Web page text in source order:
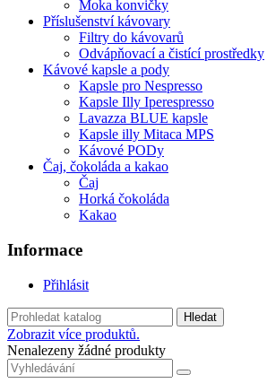
Moka konvičky
Příslušenství kávovary
Filtry do kávovarů
Odvápňovací a čistící prostředky
Kávové kapsle a pody
Kapsle pro Nespresso
Kapsle Illy Iperespresso
Lavazza BLUE kapsle
Kapsle illy Mitaca MPS
Kávové PODy
Čaj, čokoláda a kakao
Čaj
Horká čokoláda
Kakao
Informace
Přihlásit
Hledat
Zobrazit více produktů.
Nenalezeny žádné produkty